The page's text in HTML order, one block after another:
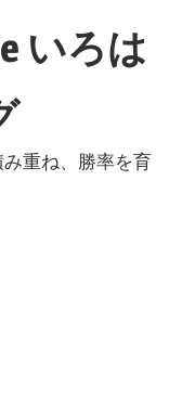
いろは
み重ね、勝率を育